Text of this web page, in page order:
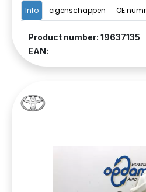
Info eigenschappen OE
Product number: 19637135
EAN: